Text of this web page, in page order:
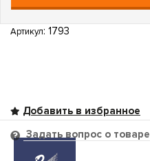
Артикул: 1793
Задать вопрос о товаре